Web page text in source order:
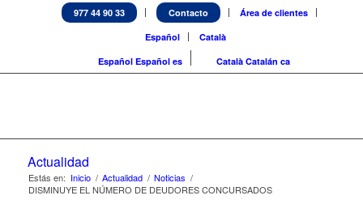
977 44 90 33 Contacto
Área de clientes
Español
Català
Español Español es Català Catalán ca
Actualidad
Estás en: Inicio / Actualidad / Noticias /
DISMINUYE EL NÚMERO DE DEUDORES CONCURSADOS